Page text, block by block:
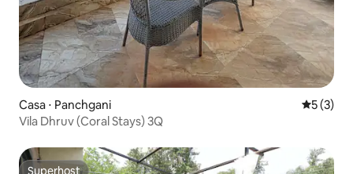
Casa ⋅ Panchgani 5 de
5 (3)
Vila Dhruv (Coral Stays) 3Q
Superhost